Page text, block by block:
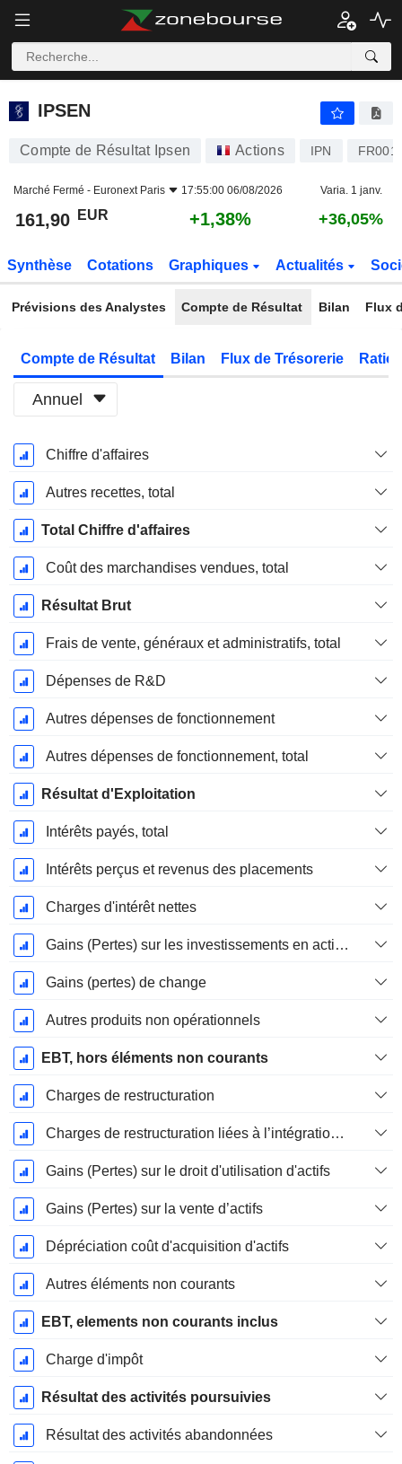
IPSEN
IPSEN
Compte de Résultat Ipsen Actions IPN
Marché Fermé - Euronext Paris 17:55:00 06/08/2026 Varia. 1 janv.
161,90 EUR +1,38% +36,05%
Synthèse Cotations Graphiques Actualités
Prévisions des Analystes Compte de Résultat Bilan Flux
Compte de Résultat Bilan Flux de Trésorerie
Annuel
Période
Fiscale:
Décembre
Chiffre d'affaires
Autres recettes, total
Total Chiffre d'affaires
Coût des marchandises vendues, total
Résultat Brut
Frais de vente, généraux et administratifs, total
Dépenses de R&D
Autres dépenses de fonctionnement
Autres dépenses de fonctionnement, total
Résultat d'Exploitation
Intérêts payés, total
Intérêts perçus et revenus des placements
Charges d'intérêt nettes
Gains (Pertes) sur les investissements en actions
Gains (pertes) de change
Autres produits non opérationnels
EBT, hors éléments non courants
Charges de restructuration
Charges de restructuration liées à l’intégration d’une nouvelle activité (Fusions, Acquisitions)
Gains (Pertes) sur le droit d'utilisation d'actifs
Gains (Pertes) sur la vente d’actifs
Dépréciation coût d'acquisition d'actifs
Autres éléments non courants
EBT, elements non courants inclus
Charge d'impôt
Résultat des activités poursuivies
Résultat des activités abandonnées